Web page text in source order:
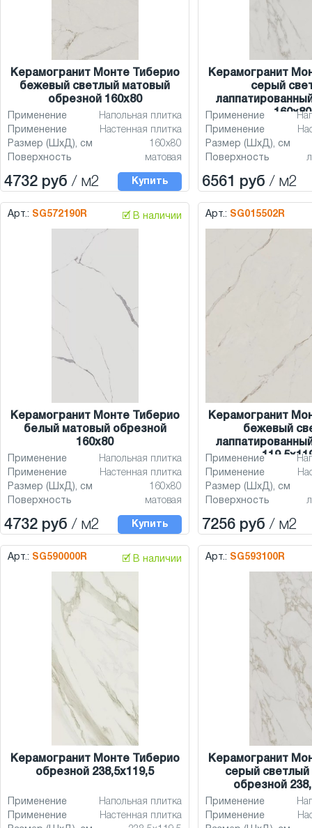
Керамогранит Монте Тиберио
бежевый светлый матовый
обрезной 160x80
Применение
Напольная плитка
Применение
Настенная плитка
Размер (ШхД), см
160x80
Поверхность
матовая
4732 руб / м2 Купить
Керамогранит
серый
160x80
Применение
Применение
Размер (ШхД), см
Поверхность
6561 руб / м2
Арт.: SG572190R 🗹 В наличии
Керамогранит Монте Тиберио
белый матовый обрезной
160x80
Применение
Напольная плитка
Применение
Настенная плитка
Размер (ШхД), см
160x80
Поверхность
матовая
4732 руб / м2 Купить
Арт.: SG015502R
Керамогранит
бежевый
Применение
Применение
Размер (ШхД), см
Поверхность
7256 руб / м2
Арт.: SG590000R 🗹 В наличии
Керамогранит Монте Тиберио
обрезной 238,5x119,5
Применение
Напольная плитка
Применение
Настенная плитка
Арт.: SG593100R
Керамогранит
серый
обрезной
Применение
Применение